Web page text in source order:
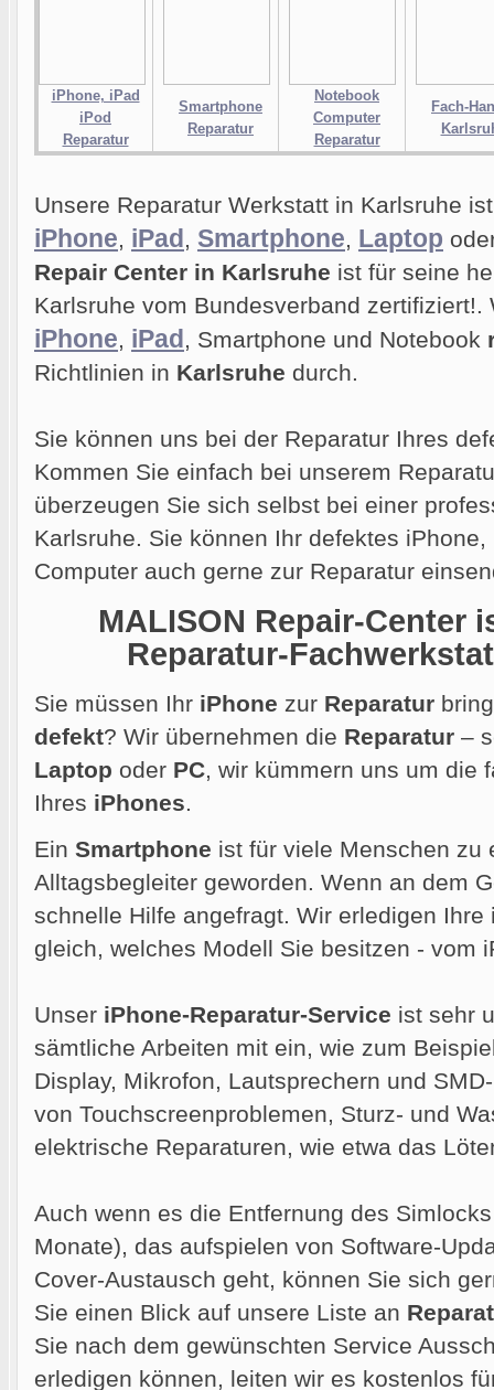
iPhone, iPad
iPod
Reparatur
Smartphone
Reparatur
Notebook
Computer
Reparatur
Fach-
Unsere Reparatur Werkstatt in Karlsruhe
iPhone, iPad, Smartphone, Laptop
Repair Center in Karlsruhe ist für seine
Karlsruhe vom Bundesverband
iPhone, iPad, Smartphone und Notebook
Richtlinien in Karlsruhe durch.
Sie können uns bei der Reparatur Ihres
Kommen Sie einfach bei unserem
überzeugen Sie sich selbst bei einer
Karlsruhe. Sie können Ihr defektes
Computer auch gerne zur Reparatur
MALISON Repair-Center
Reparatur-
Sie müssen Ihr iPhone zur Reparatur
defekt? Wir übernehmen die Reparatur –
Laptop oder PC, wir kümmern uns um die
Ihres iPhones.
Ein Smartphone ist für viele Menschen zu
Alltagsbegleiter geworden. Wenn an dem
schnelle Hilfe angefragt. Wir erledigen Ihre
gleich, welches Modell Sie besitzen - vom
Unser iPhone-Reparatur-Service ist sehr
sämtliche Arbeiten mit ein, wie zum
Display, Mikrofon, Lautsprechern und
von Touchscreenproblemen, Sturz- und
elektrische Reparaturen, wie etwa das
Auch wenn es die Entfernung des
Monate), das aufspielen von Software-
Cover-Austausch geht, können Sie sich
Sie einen Blick auf unsere Liste an
Sie nach dem gewünschten Service
erledigen können, leiten wir es kostenlos